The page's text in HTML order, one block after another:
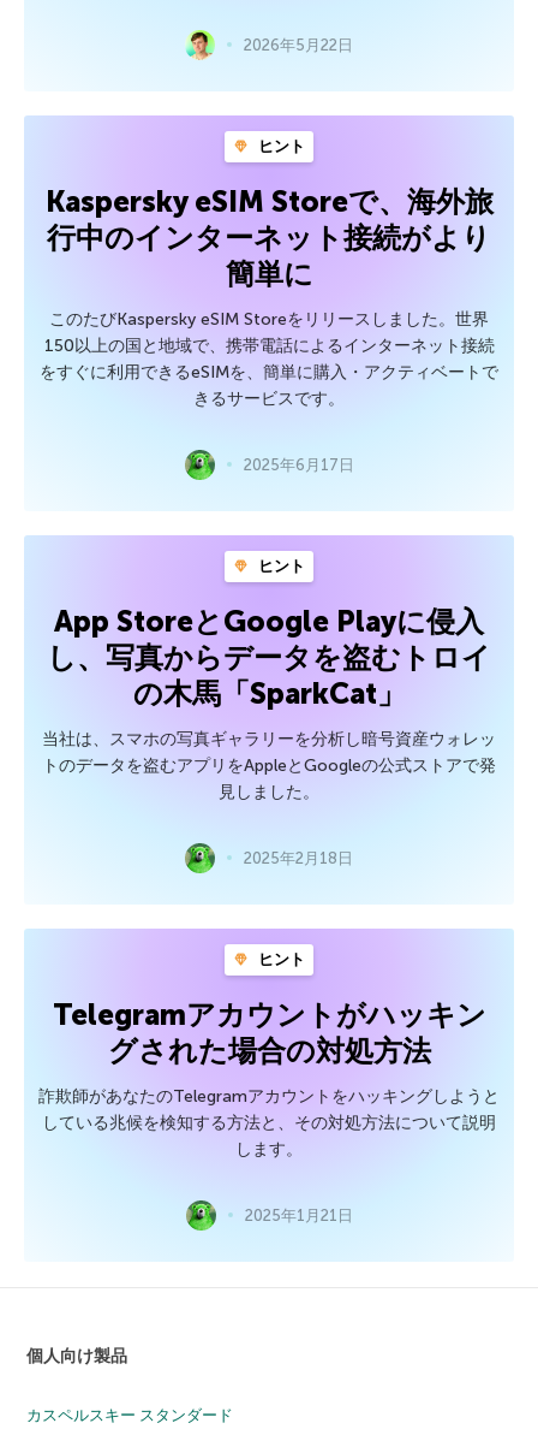
2026年5月22日
ヒント
Kaspersky eSIM Storeで、海外旅
行中のインターネット接続がより
簡単に
このたびKaspersky eSIM Storeをリリースしました。世界
150以上の国と地域で、携帯電話によるインターネット接続
をすぐに利用できるeSIMを、簡単に購入・アクティベートで
きるサービスです。
2025年6月17日
ヒント
App StoreとGoogle Playに侵入
し、写真からデータを盗むトロイ
の木馬「SparkCat」
当社は、スマホの写真ギャラリーを分析し暗号資産ウォレッ
トのデータを盗むアプリをAppleとGoogleの公式ストアで発
見しました。
2025年2月18日
ヒント
Telegramアカウントがハッキン
グされた場合の対処方法
詐欺師があなたのTelegramアカウントをハッキングしようと
している兆候を検知する方法と、その対処方法について説明
します。
2025年1月21日
個人向け製品
カスペルスキー スタンダード